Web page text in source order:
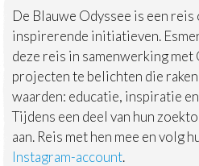
De Blauwe Odyssee is een reis
inspirerende initiatieven.
deze reis in samenwerking met
projecten te belichten die
waarden: educatie, inspiratie
Tijdens een deel van hun
aan. Reis met hen mee en volg
Instagram-account.